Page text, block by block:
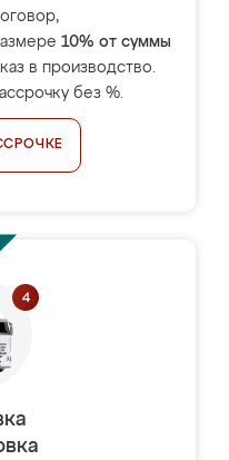
10% от суммы
в производство.
без %.